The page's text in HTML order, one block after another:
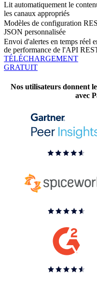
Lit automatiquement le
les canaux appropriés
Modèles de configuration
JSON personnalisée
Envoi d'alertes en temps réel
de performance de l'API
TÉLÉCHARGEMENT
GRATUIT
Nos utilisateurs donnent
avec